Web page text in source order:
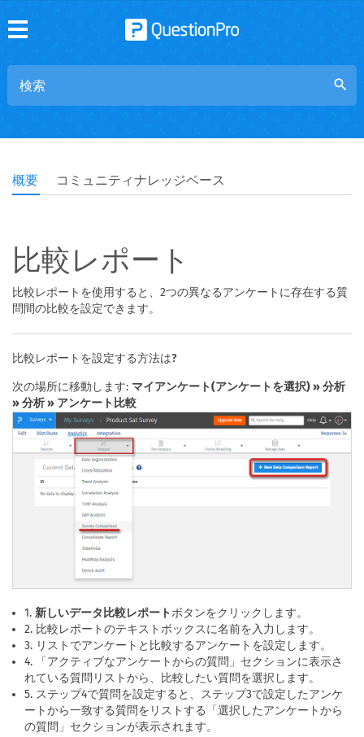
search
概要 コミュニティナレッジベース
比較レポート
比較レポートを使用すると、2つの異なるアンケートに存在する質
問間の比較を設定できます。
比較レポートを設定する方法は?
次の場所に移動します: マイアンケート(アンケートを選択) » 分析
» 分析 » アンケート比較
1. 新しいデータ比較レポートボタンをクリックします。
2. 比較レポートのテキストボックスに名前を入力します。
3. リストでアンケートと比較するアンケートを設定します。
4. 「アクティブなアンケートからの質問」セクションに表示さ
れている質問リストから、比較したい質問を選択します。
5. ステップ4で質問を設定すると、ステップ3で設定したアンケ
ートから一致する質問をリストする「選択したアンケートから
の質問」セクションが表示されます。